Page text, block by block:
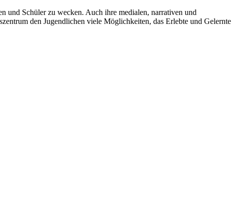
und Schüler zu wecken. Auch ihre medialen, narrativen und
den Jugendlichen viele Möglichkeiten, das Erlebte und Gelernte